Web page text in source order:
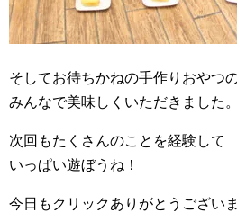
そしてお待ちかねの手作りおやつ
みんなで美味しくいただきました。
次回もたくさんのことを経験して
いっぱい遊ぼうね！
今日もクリックありがとうございま